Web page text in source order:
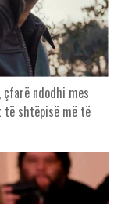
ndodhi mes
të shtëpisë më të